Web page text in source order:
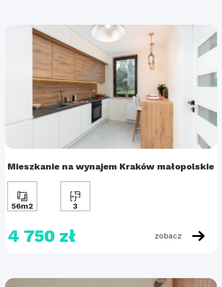
Mieszkanie na wynajem Kraków małopolskie
56m2 3
4 750 zł zobacz